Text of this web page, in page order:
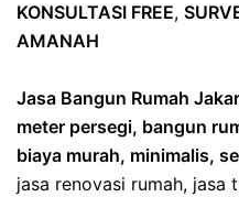
KONSULTASI FREE,
AMANAH
Jasa Bangun Rumah
meter persegi, bangun
biaya murah, minimalis,
jasa renovasi rumah, jasa